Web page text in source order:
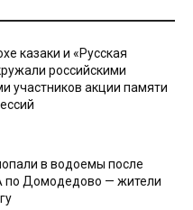
казаки и «Русская
российскими
участников акции памяти
в водоемы после
по Домодедово — жители